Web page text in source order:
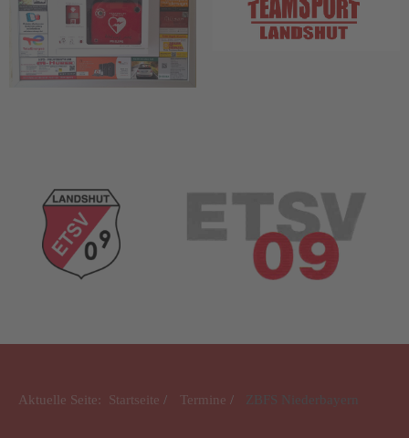
Aktuelle Seite: Startseite Termine ZBFS Niederbayern